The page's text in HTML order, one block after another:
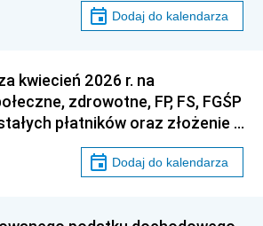
Dodaj do kalendarza
kwiecień 2026 r. na
zdrowotne, FP, FS, FGŚP
płatników oraz złożenie …
Dodaj do kalendarza